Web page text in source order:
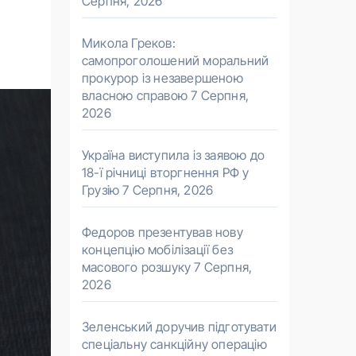
Микола Греков:
самопроголошений моральний
прокурор із незавершеною
власною справою 7 Серпня,
2026
Україна виступила із заявою до
18-ї річниці вторгнення РФ у
Грузію 7 Серпня, 2026
Федоров презентував нову
концепцію мобілізації без
масового розшуку 7 Серпня,
2026
Зеленський доручив підготувати
спеціальну санкційну операцію